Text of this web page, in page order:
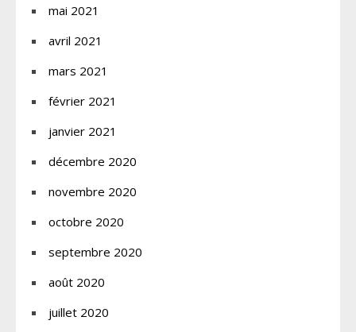
mai 2021
avril 2021
mars 2021
février 2021
janvier 2021
décembre 2020
novembre 2020
octobre 2020
septembre 2020
août 2020
juillet 2020